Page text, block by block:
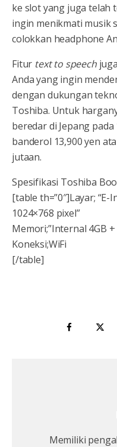
ke slot yang juga telah
ingin menikmati musik
colokkan headphone
Fitur text to speech
Anda yang ingin
dengan dukungan
Toshiba. Untuk
beredar di Jepang
banderol 13,900 yen
jutaan.
Spesifikasi Toshiba
[table th=”0″]Layar;
1024×768 pixel”
Memori;”Internal 4GB
Koneksi;WiFi
[/table]
Memiliki